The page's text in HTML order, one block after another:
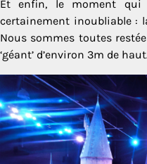
Et enfin, le moment qui
certainement inoubliable :
Nous sommes toutes
‘géant’ d’environ 3m de